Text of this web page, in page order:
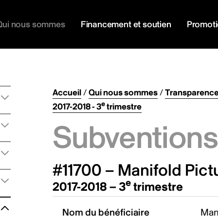
nous sommes Financement et soutien
Accueil/Qui nous sommes/
2017-2018 - 3etrimestre
#11700 – Manifold
2017-2018 – 3e trimestre
Nom du bénéficiaire